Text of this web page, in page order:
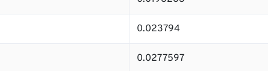
0.023794
0.0277597